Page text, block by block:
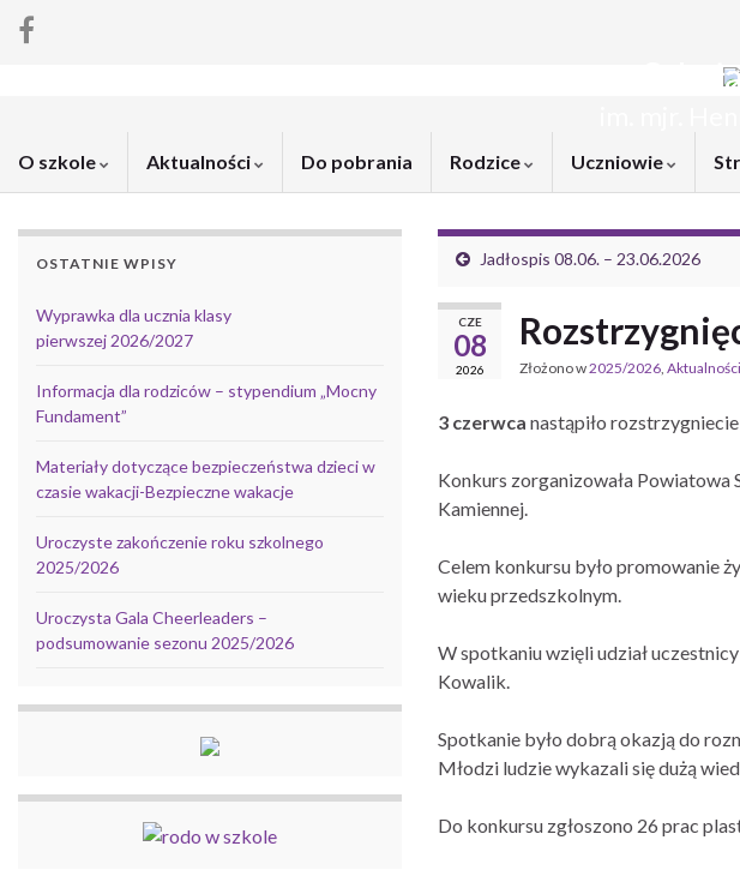
O szkole Aktualności Do pobrania Rodzice Uczniowie
Jadłospis 08.06. – 23.06.2026
CZE
08
2026 Złożono w2025/2026, Aktualności
3 czerwca nastąpiło
Konkurs zorganizowała Powiatowa
Kamiennej.
Celem konkursu było promowanie
wieku przedszkolnym.
W spotkaniu wzięli udział
Kowalik.
Spotkanie było dobrą okazją do
Młodzi ludzie wykazali się dużą
Do konkursu zgłoszono 26 prac
OSTATNIE WPISY
Wyprawka dla ucznia klasy
pierwszej 2026/2027
Informacja dla rodziców – stypendium „Mocny
Fundament”
Materiały dotyczące bezpieczeństwa dzieci w
czasie wakacji-Bezpieczne wakacje
Uroczyste zakończenie roku szkolnego
2025/2026
Uroczysta Gala Cheerleaders –
podsumowanie sezonu 2025/2026